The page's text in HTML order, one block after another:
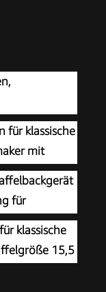
Design,
2106
für klassische
mit
Ostern oder
Farbe:
für
klassische
15,5